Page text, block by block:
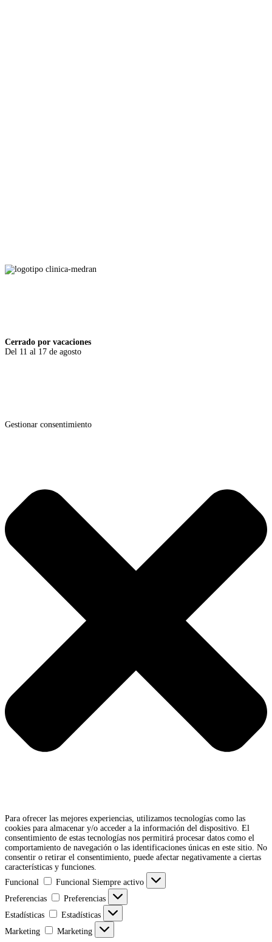
Cerrado por vacaciones
Del 11 al 17 de agosto
Gestionar consentimiento
Para ofrecer las mejores experiencias, utilizamos tecnologías como las
cookies para almacenar y/o acceder a la información del dispositivo. El
consentimiento de estas tecnologías nos permitirá procesar datos como el
comportamiento de navegación o las identificaciones únicas en este sitio. No
consentir o retirar el consentimiento, puede afectar negativamente a ciertas
características y funciones.
Funcional
Funcional Siempre activo
Preferencias
Preferencias
Estadísticas
Estadísticas
Marketing
Marketing